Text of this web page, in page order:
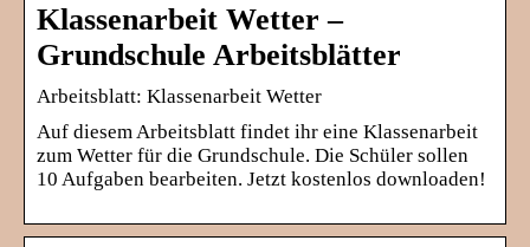
Klassenarbeit Wetter –
Grundschule Arbeitsblätter
Arbeitsblatt: Klassenarbeit Wetter
Auf diesem Arbeitsblatt findet ihr eine Klassenarbeit
zum Wetter für die Grundschule. Die Schüler sollen
10 Aufgaben bearbeiten. Jetzt kostenlos downloaden!